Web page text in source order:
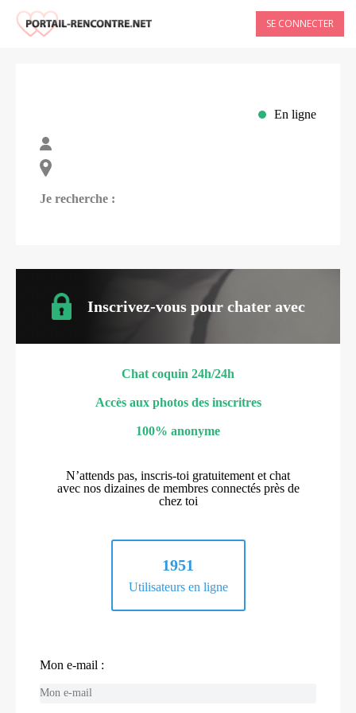
SE CONNECTER
En ligne
Je recherche :
Inscrivez-vous pour chater avec
Chat coquin 24h/24h
Accès aux photos des inscritres
100% anonyme
N’attends pas, inscris-toi gratuitement et chat
avec nos dizaines de membres connectés près de
chez toi
1951
Utilisateurs en ligne
Mon e-mail :